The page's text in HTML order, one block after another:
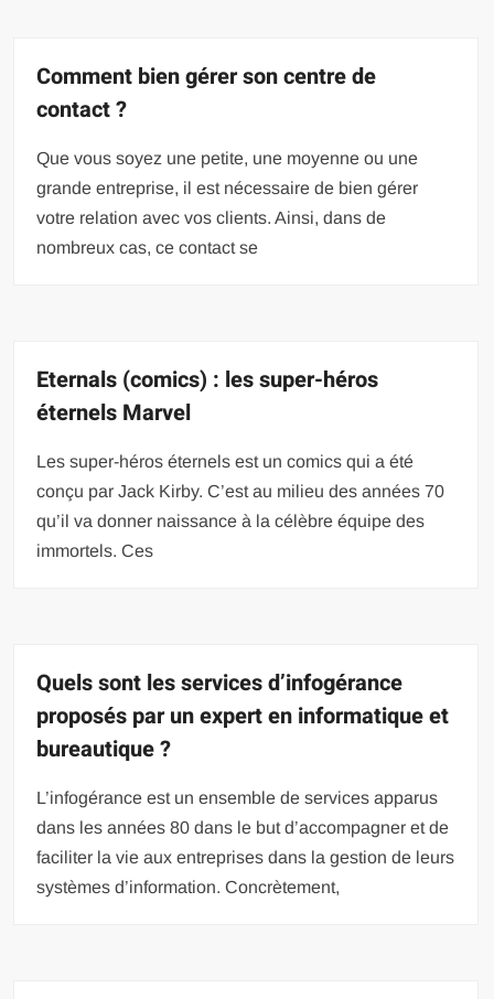
Comment bien gérer son centre de
contact ?
Que vous soyez une petite, une moyenne ou une
grande entreprise, il est nécessaire de bien gérer
votre relation avec vos clients. Ainsi, dans de
nombreux cas, ce contact se
Eternals (comics) : les super-héros
éternels Marvel
Les super-héros éternels est un comics qui a été
conçu par Jack Kirby. C’est au milieu des années 70
qu’il va donner naissance à la célèbre équipe des
immortels. Ces
Quels sont les services d’infogérance
proposés par un expert en informatique et
bureautique ?
L’infogérance est un ensemble de services apparus
dans les années 80 dans le but d’accompagner et de
faciliter la vie aux entreprises dans la gestion de leurs
systèmes d’information. Concrètement,